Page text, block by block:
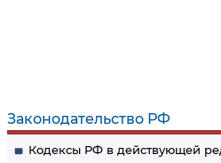
Законодательство РФ
Кодексы РФ в действующей